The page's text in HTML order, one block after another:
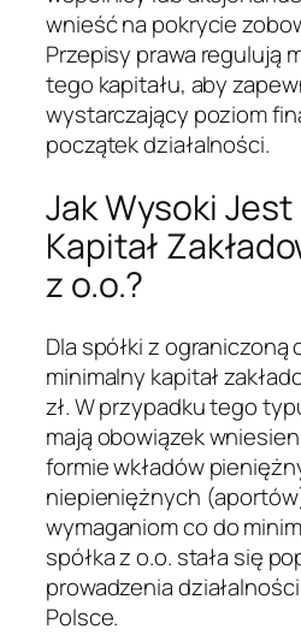
wnieść na pokrycie
Przepisy prawa regulują
tego kapitału, aby
wystarczający poziom
początek działalności.
Jak Wysoki
Kapitał
z o.o.?
Dla spółki z
minimalny kapitał
zł. W przypadku tego
mają obowiązek
formie wkładów
niepieniężnych
wymaganiom co do
spółka z o.o. stała się
prowadzenia
Polsce.